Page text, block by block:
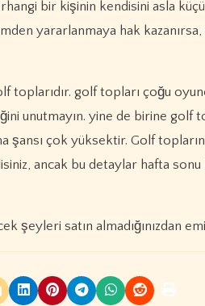
bir kişinin kendisini asla
yararlanmaya hak
golf topları çoğu
unutmayın. yine de birine golf
çok yüksektir. Golf
ancak bu detaylar hafta
şeyleri satın almadığınızdan